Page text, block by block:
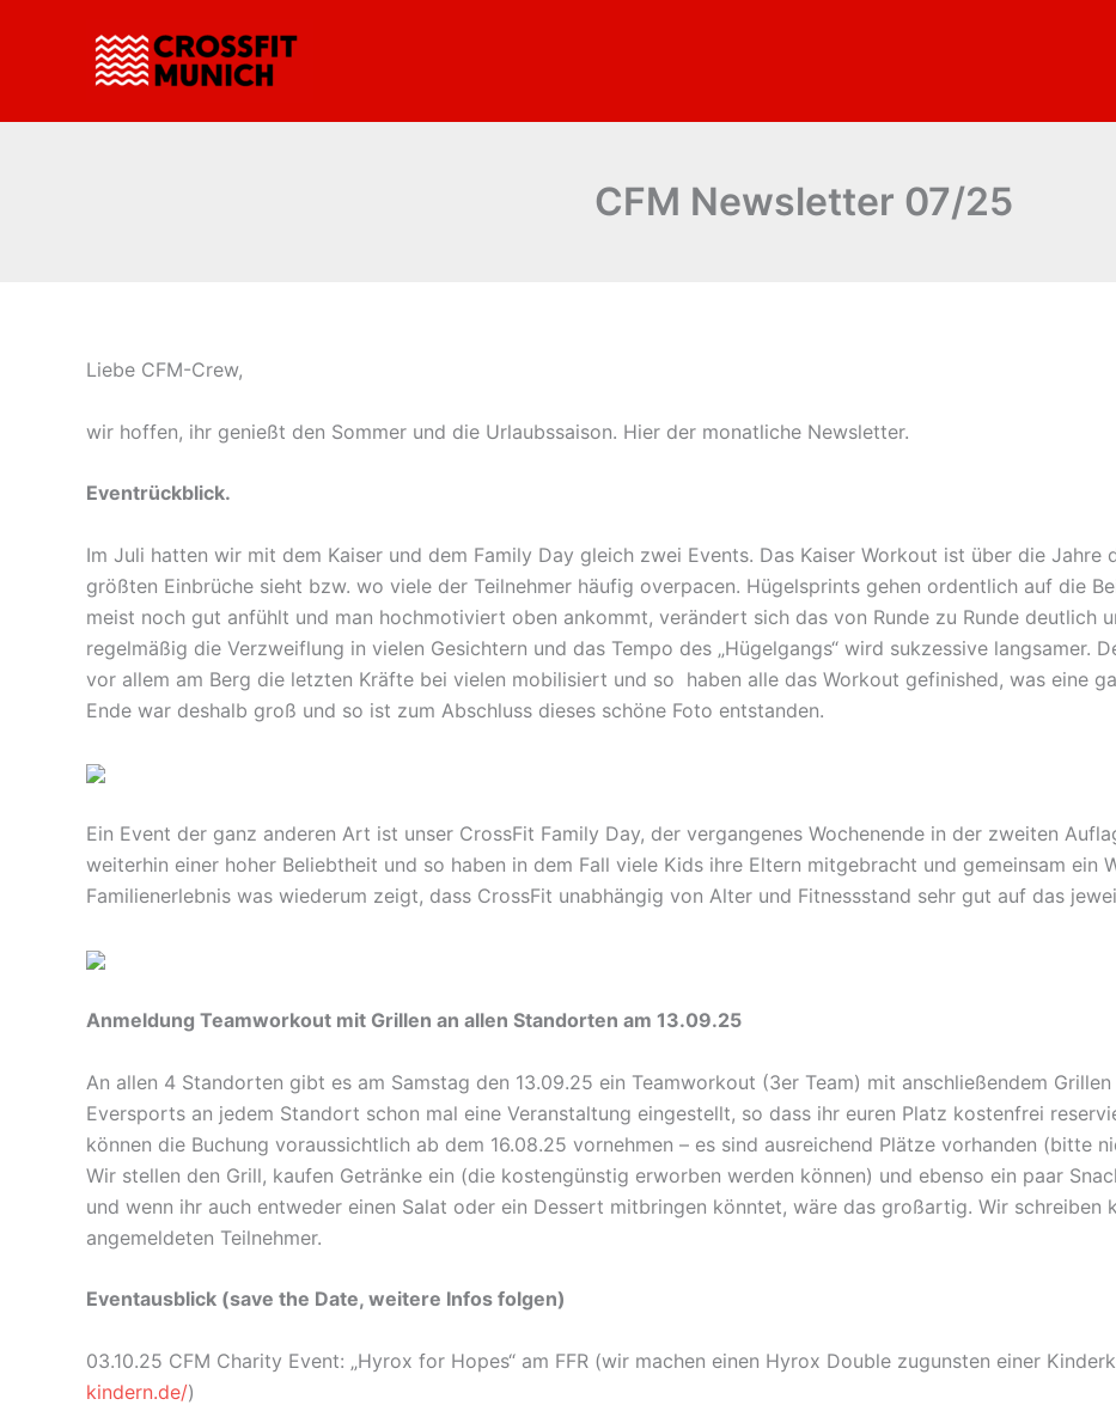
CFM Newsletter 07/25
Liebe CFM-Crew,
wir hoffen, ihr genießt den Sommer und die Urlaubssaison. Hier der monatliche Newsletter.
Eventrückblick.
Im Juli hatten wir mit dem Kaiser und dem Family Day gleich zwei Events. Das Kaiser Workout ist über die Jahre
größten Einbrüche sieht bzw. wo viele der Teilnehmer häufig overpacen. Hügelsprints gehen ordentlich auf die
meist noch gut anfühlt und man hochmotiviert oben ankommt, verändert sich das von Runde zu Runde deutlich
regelmäßig die Verzweiflung in vielen Gesichtern und das Tempo des „Hügelgangs“ wird sukzessive langsamer.
vor allem am Berg die letzten Kräfte bei vielen mobilisiert und so haben alle das Workout gefinished, was eine
Ende war deshalb groß und so ist zum Abschluss dieses schöne Foto entstanden.
Ein Event der ganz anderen Art ist unser CrossFit Family Day, der vergangenes Wochenende in der zweiten
weiterhin einer hoher Beliebtheit und so haben in dem Fall viele Kids ihre Eltern mitgebracht und gemeinsam ein
Familienerlebnis was wiederum zeigt, dass CrossFit unabhängig von Alter und Fitnessstand sehr gut auf das
Anmeldung Teamworkout mit Grillen an allen Standorten am 13.09.25
An allen 4 Standorten gibt es am Samstag den 13.09.25 ein Teamworkout (3er Team) mit anschließendem
Eversports an jedem Standort schon mal eine Veranstaltung eingestellt, so dass ihr euren Platz kostenfrei
können die Buchung voraussichtlich ab dem 16.08.25 vornehmen – es sind ausreichend Plätze vorhanden (bitte
Wir stellen den Grill, kaufen Getränke ein (die kostengünstig erworben werden können) und ebenso ein paar
und wenn ihr auch entweder einen Salat oder ein Dessert mitbringen könntet, wäre das großartig. Wir schreiben
angemeldeten Teilnehmer.
Eventausblick (save the Date, weitere Infos folgen)
03.10.25 CFM Charity Event: „Hyrox for Hopes“ am FFR (wir machen einen Hyrox Double zugunsten einer
kindern.de/)